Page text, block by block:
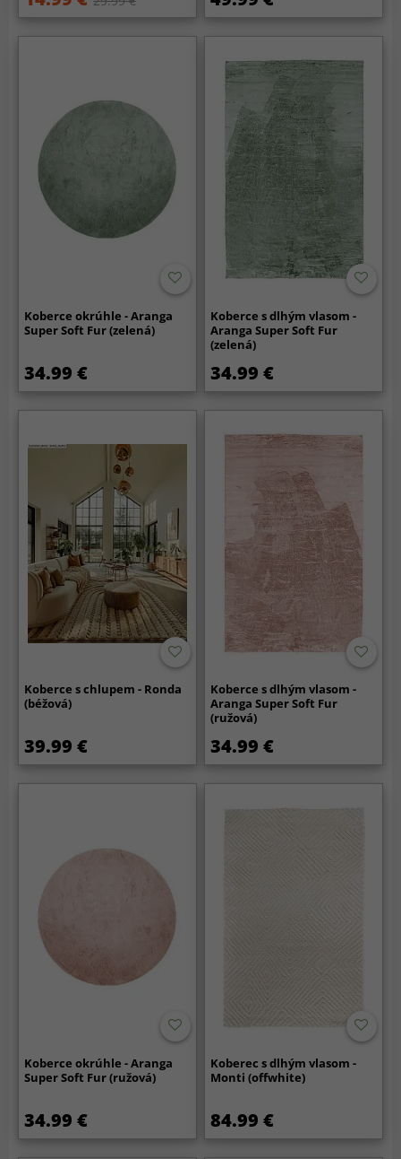
Koberce okrúhle - Aranga
Super Soft Fur (zelená)
34.99 €
Koberce s dlhým vlasom -
Aranga Super Soft Fur
(zelená)
34.99 €
Koberce s chlupem - Ronda
(béžová)
39.99 €
Koberce s dlhým vlasom -
Aranga Super Soft Fur
(ružová)
34.99 €
Koberce okrúhle - Aranga
Super Soft Fur (ružová)
34.99 €
Koberec s dlhým vlasom -
Monti (offwhite)
84.99 €